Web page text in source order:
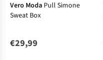
Vero Moda Pull Simone
Sweat Box
€29,99